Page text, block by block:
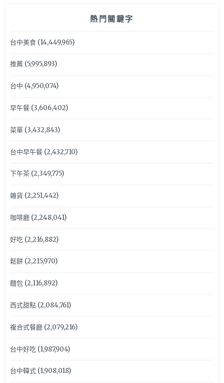
熱門關鍵字
台中美食(14,449,965)
推薦(5,995,893)
台中 (4,950,074)
早午餐(3,606,402)
菜單(3,432,843)
台中早午餐(2,432,710)
下午茶(2,349,775)
雜貨 (2,251,442)
咖啡廳(2,248,041)
好吃(2,216,882)
鬆餅(2,215,970)
麵包(2,116,892)
西式甜點(2,084,761)
複合式餐廳(2,079,216)
台中好吃(1,987,904)
台中韓式(1,908,018)